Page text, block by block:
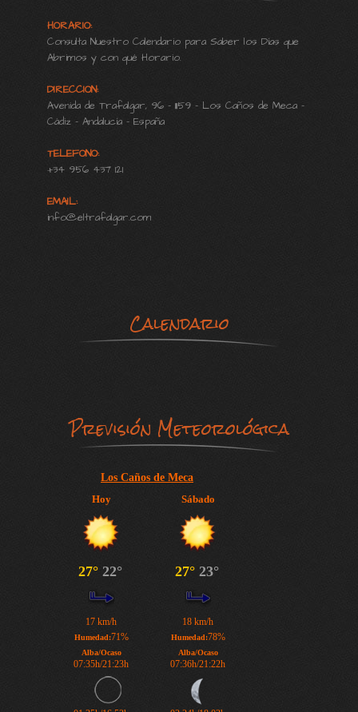
HORARIO:
Consulta Nuestro Calendario para Saber los Días que
Abrimos y con qué Horario.
DIRECCION:
Avenida de Trafalgar, 96 - 11159 - Los Caños de Meca -
Cádiz - Andalucía - España
TELEFONO:
+34 956 437 121
EMAIL:
info@eltrafalgar.com
Calendario
Previsión Meteorológica
Los Caños de Meca